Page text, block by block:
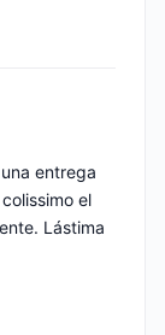
entrega
el
Lástima